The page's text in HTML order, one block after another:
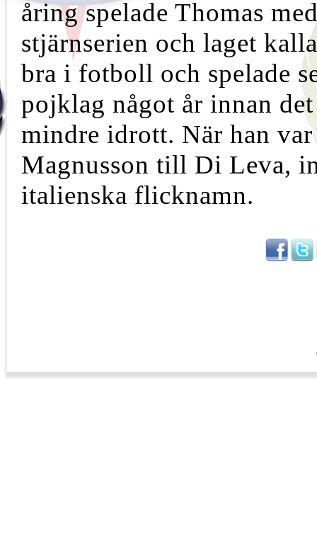
åring spelade Thomas
stjärnserien och laget
bra i fotboll och spelade
pojklag något år innan
mindre idrott. När han
Magnusson till Di Leva,
italienska flicknamn.